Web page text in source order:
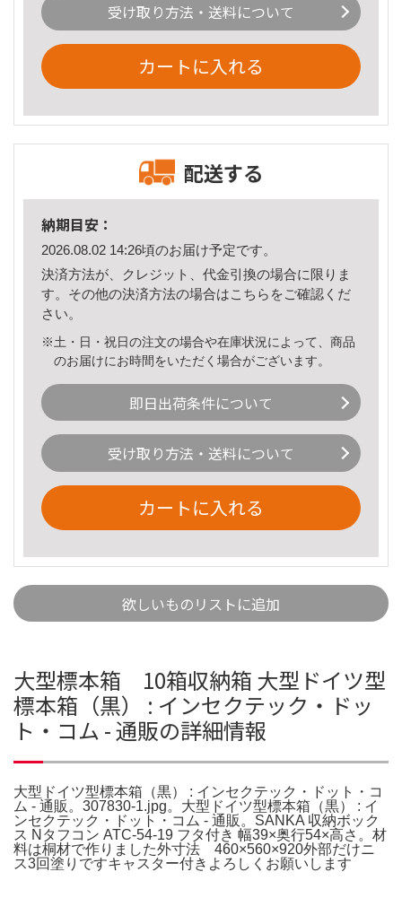
受け取り方法・送料について
カートに入れる
配送する
納期目安：
2026.08.02 14:26頃のお届け予定です。
決済方法が、クレジット、代金引換の場合に限りま
す。その他の決済方法の場合はこちら をご確認くだ
さい。
※土・日・祝日の注文の場合や在庫状況によって、商品
のお届けにお時間をいただく場合がございます。
即日出荷条件について
受け取り方法・送料について
カートに入れる
欲しいものリストに追加
大型標本箱 10箱収納箱 大型ドイツ型
標本箱（黒） : インセクテック・ドッ
ト・コム - 通販の詳細情報
大型ドイツ型標本箱（黒） : インセクテック・ドット・コ
ム - 通販。307830-1.jpg。大型ドイツ型標本箱（黒） : イ
ンセクテック・ドット・コム - 通販。SANKA 収納ボック
ス Nタフコン ATC-54-19 フタ付き 幅39×奥行54×高さ。材
料は桐材で作りました外寸法 460×560×920外部だけニ
ス3回塗りですキャスター付きよろしくお願いします